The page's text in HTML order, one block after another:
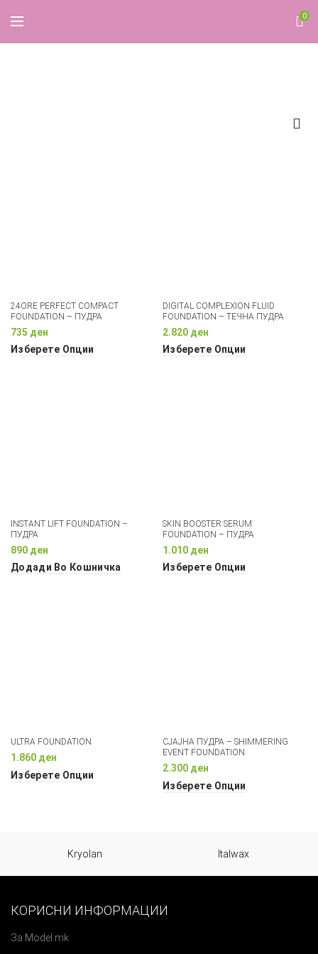
0
24ORE PERFECT COMPACT
FOUNDATION – ПУДРА
735 ден
Изберете Опции
DIGITAL COMPLEXION FLUID
FOUNDATION – ТЕЧНА ПУДРА
2.820 ден
Изберете Опции
INSTANT LIFT FOUNDATION –
ПУДРА
890 ден
Додади Во Кошничка
SKIN BOOSTER SERUM
FOUNDATION – ПУДРА
1.010 ден
Изберете Опции
ULTRA FOUNDATION
1.860 ден
Изберете Опции
СЈАЈНА ПУДРА – SHIMMERING
EVENT FOUNDATION
2.300 ден
Изберете Опции
Kryolan Italwax
КОРИСНИ ИНФОРМАЦИИ
За Model.mk